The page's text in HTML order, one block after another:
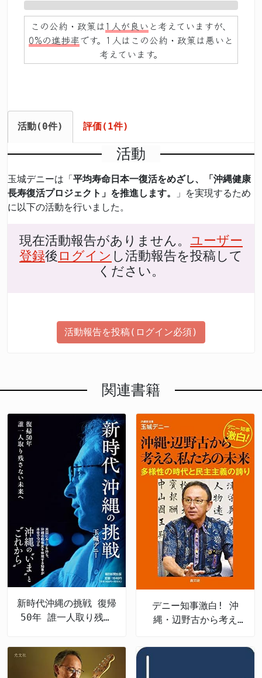
この公約・政策は1人が良い と考えていますが、
0%の進捗率です。1人はこの公約・政策は悪いと
考えています。
活動(0件) 評価(1件)
活動
玉城デニーは「平均寿命日本一復活をめざし、「沖縄健康
長寿復活プロジェクト」を推進します。
」を実現するため
に以下の活動を行いました。
現在活動報告がありません。 ユーザー
登録後 ログイン し活動報告を投稿して
ください。
活動報告を投稿(ログイン必須)
関連書籍
新時代沖縄の挑戦 復帰
50年 誰一人取り残さ
デニー知事激白! 沖
縄・辺野古から考え